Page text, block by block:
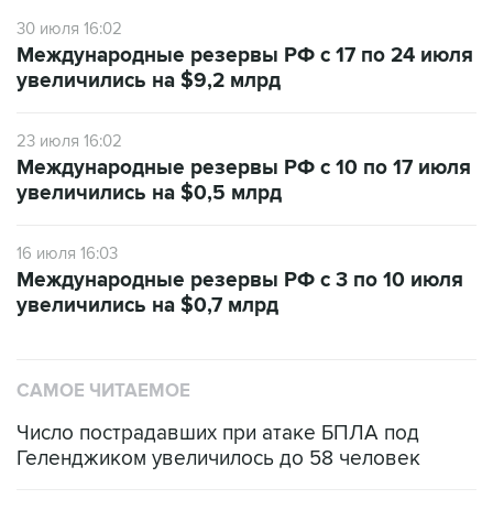
30 июля 16:02
Международные резервы РФ с 17 по 24 июля
увеличились на $9,2 млрд
23 июля 16:02
Международные резервы РФ с 10 по 17 июля
увеличились на $0,5 млрд
16 июля 16:03
Международные резервы РФ с 3 по 10 июля
увеличились на $0,7 млрд
САМОЕ ЧИТАЕМОЕ
Число пострадавших при атаке БПЛА под
Геленджиком увеличилось до 58 человек